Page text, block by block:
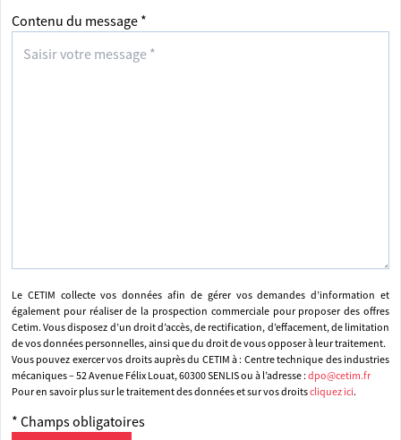
Contenu du message *
Le CETIM collecte vos données afin de gérer vos demandes d’information et
également pour réaliser de la prospection commerciale pour proposer des offres
Cetim. Vous disposez d’un droit d’accès, de rectification, d’effacement, de limitation
de vos données personnelles, ainsi que du droit de vous opposer à leur traitement.
Vous pouvez exercer vos droits auprès du CETIM à : Centre technique des industries
mécaniques – 52 Avenue Félix Louat, 60300 SENLIS ou à l’adresse : dpo@cetim.fr
Pour en savoir plus sur le traitement des données et sur vos droitscliquez ici.
* Champs obligatoires